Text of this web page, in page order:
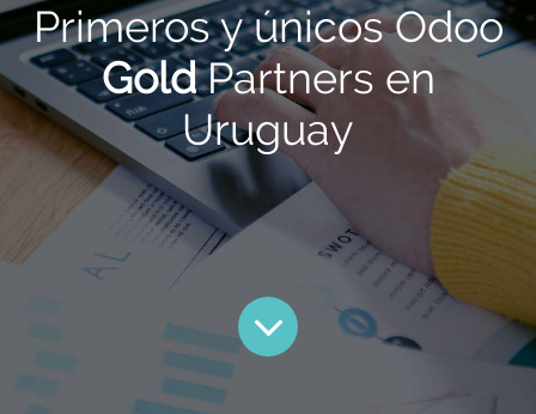
Primeros y únicos Odoo
GoldPartners en
Uruguay